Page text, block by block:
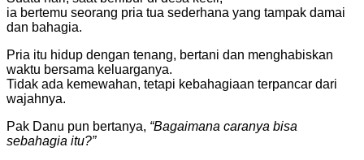
ia bertemu seorang pria tua sederhana yang tampak damai
dan bahagia.
Pria itu hidup dengan tenang, bertani dan menghabiskan
waktu bersama keluarganya.
Tidak ada kemewahan, tetapi kebahagiaan terpancar dari
wajahnya.
Pak Danu pun bertanya, “Bagaimana caranya bisa
sebahagia itu?”